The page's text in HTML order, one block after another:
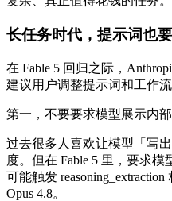
长任务时代，提示词也
在 Fable 5 回归之际，
建议用户调整提示词和工作流
第一，不要要求模型展示内部
过去很多人喜欢让模型「写
度。但在 Fable 5 里，要求模
可能触发
Opus 4.8。